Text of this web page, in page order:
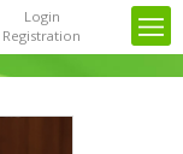
Login
Registration